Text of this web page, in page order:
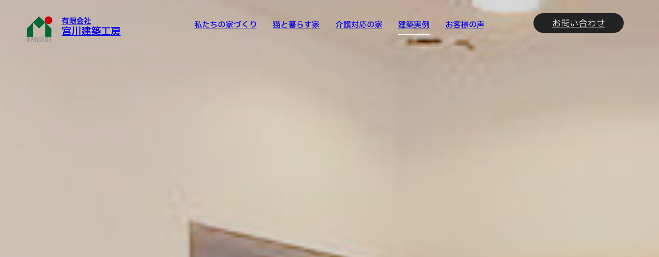
有限会社
宮川建築工房
私たちの家づくり 猫と暮らす家 介護対応の家 建築実例 お客様の声 お問い合わせ